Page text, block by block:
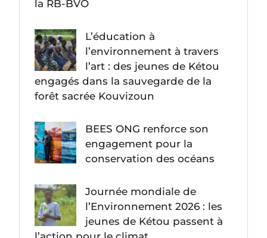
la RB-BVO
L’éducation à
l’environnement à travers
l’art : des jeunes de Kétou
engagés dans la sauvegarde de la
forêt sacrée Kouvizoun
BEES ONG renforce son
engagement pour la
conservation des océans
Journée mondiale de
l’Environnement 2026 : les
jeunes de Kétou passent à